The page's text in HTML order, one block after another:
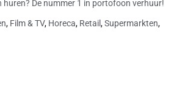
huren? De nummer 1 in portofoon verhuur!
, Film & TV, Horeca, Retail,Supermarkten,